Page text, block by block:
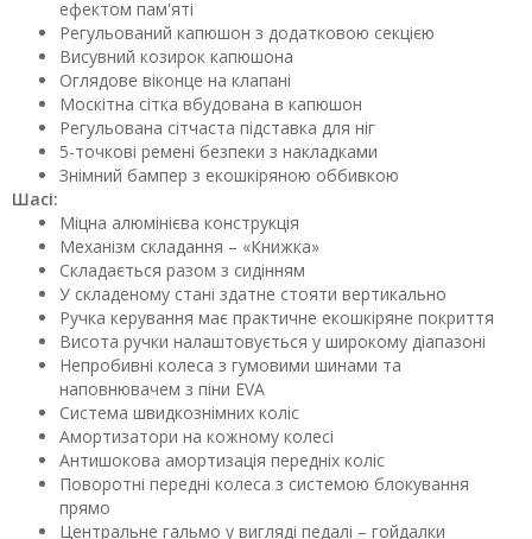
ефектом пам'яті
Регульований капюшон з додатковою секцією
Висувний козирок капюшона
Оглядове віконце на клапані
Москітна сітка вбудована в капюшон
Регульована сітчаста підставка для ніг
5-точкові ремені безпеки з накладками
Знімний бампер з екошкіряною оббивкою
Шасі:
Міцна алюмінієва конструкція
Механізм складання – «Книжка»
Складається разом з сидінням
У складеному стані здатне стояти вертикально
Ручка керування має практичне екошкіряне покриття
Висота ручки налаштовується у широкому діапазоні
Непробивні колеса з гумовими шинами та
наповнювачем з піни EVA
Система швидкознімних коліс
Амортизатори на кожному колесі
Антишокова амортизація передніх коліс
Поворотні передні колеса з системою блокування
прямо
Центральне гальмо у вигляді педалі – гойдалки